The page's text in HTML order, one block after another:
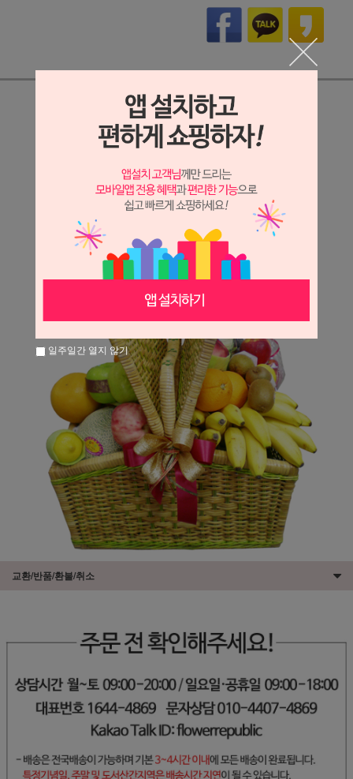
상세정보 새창 열기
상세 정보를 확대해 보실 수 있습니다.
교환/반품/환불/취소
일주일간 열지 않기